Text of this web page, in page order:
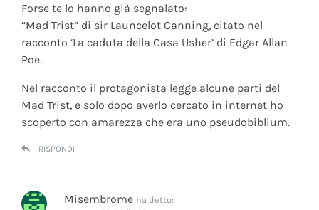
Forse te lo hanno già segnalato:
“Mad Trist” di sir Launcelot Canning, citato nel
racconto ‘La caduta della Casa Usher’ di Edgar Allan
Poe.
Nel racconto il protagonista legge alcune parti del
Mad Trist, e solo dopo averlo cercato in internet ho
scoperto con amarezza che era uno pseudobiblium.
RISPONDI
Misembrome ha detto: